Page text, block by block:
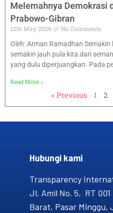
Melemahnya Demokrasi
Prabowo-Gibran
12th May 2026
No Comments
Oleh: Arman Ramadhan
semakin jauh pula kita dari
yang dulu diperjuangkan. Pada
Read More »
« Previous 1 2
Hubungi kami​
Transparency
Jl. Amil No. 5, RT
Barat, Pasar Minggu,